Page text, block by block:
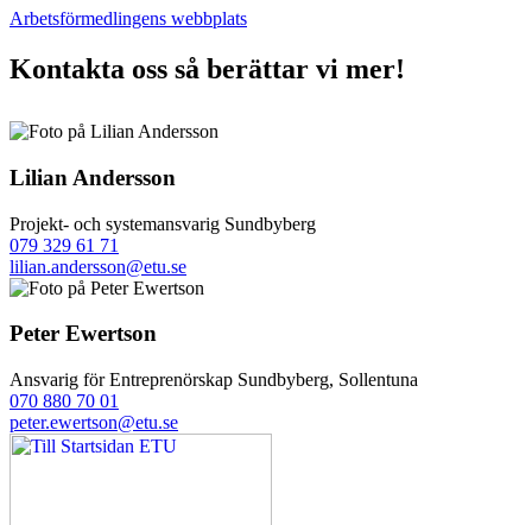
Arbetsförmedlingens webbplats
Kontakta oss så berättar vi mer!
Lilian Andersson
Projekt- och systemansvarig Sundbyberg
079 329 61 71
lilian.andersson@etu.se
Peter Ewertson
Ansvarig för Entreprenörskap Sundbyberg, Sollentuna
070 880 70 01
peter.ewertson@etu.se